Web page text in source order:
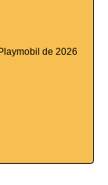
de 2026